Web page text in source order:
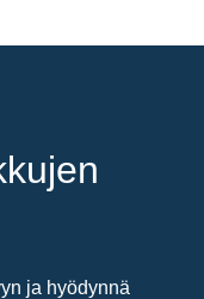
ja hyödynnä